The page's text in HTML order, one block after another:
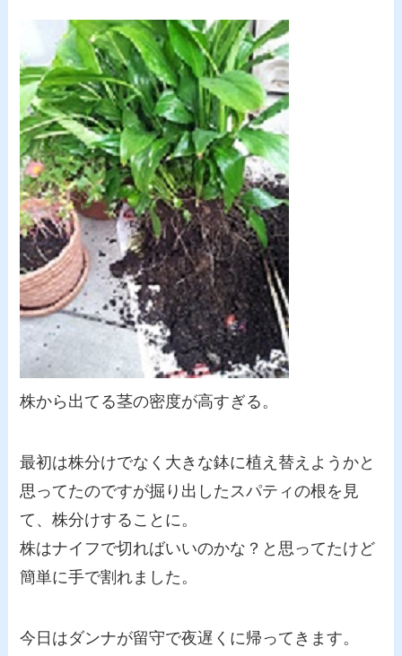
株から出てる茎の密度が高すぎる。
最初は株分けでなく大きな鉢に植え替えようかと
思ってたのですが掘り出したスパティの根を見
て、株分けすることに。
株はナイフで切ればいいのかな？と思ってたけど
簡単に手で割れました。
今日はダンナが留守で夜遅くに帰ってきます。